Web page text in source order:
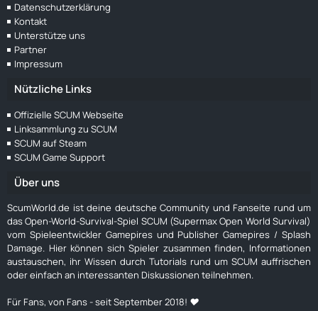
Datenschutzerklärung
Kontakt
Unterstütze uns
Partner
Impressum
Nützliche Links
Offizielle SCUM Webseite
Linksammlung zu SCUM
SCUM auf Steam
SCUM Game Support
Über uns
ScumWorld.de ist deine deutsche Community und Fanseite rund um
das Open-World-Survival-Spiel SCUM (Supermax Open World Survival)
vom Spieleentwickler Gamepires und Publisher Gamepires / Splash
Damage. Hier können sich Spieler zusammen finden, Informationen
austauschen, ihr Wissen durch Tutorials rund um SCUM auffrischen
oder einfach an interessanten Diskussionen teilnehmen.
Für Fans, von Fans - seit September 2018! ❤️